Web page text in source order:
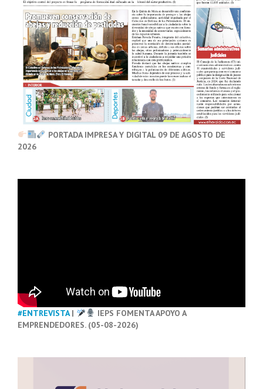
PORTADA IMPRESA Y DIGITAL 09 DE AGOSTO DE
2026
#ENTREVISTA|
IEPS FOMENTA APOYO A
EMPRENDEDORES. (05-08-2026)